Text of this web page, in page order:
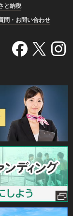
と納税
問・お問い合わせ